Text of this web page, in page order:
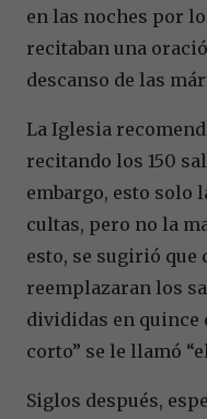
en las noches por
recitaban una
descanso de las
La Iglesia
recitando los 150
embargo, esto solo
cultas, pero no la
esto, se sugirió que
reemplazaran los
divididas en quince
corto” se le llamó
Siglos después,